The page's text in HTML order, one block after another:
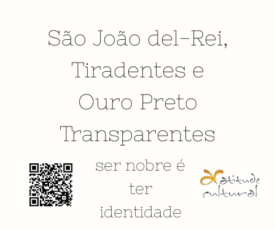
São João del-Rei,
Tiradentes e
Ouro Preto
Transparentes
ser nobre é
ter
identidade